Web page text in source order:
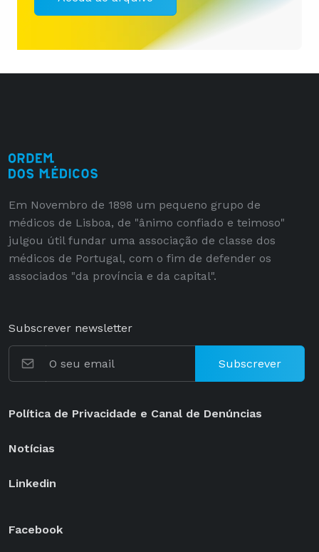
Em Novembro de 1898 um pequeno grupo de
médicos de Lisboa, de "ânimo confiado e teimoso"
julgou útil fundar uma associação de classe dos
médicos de Portugal, com o fim de defender os
associados "da província e da capital".
Subscrever newsletter
Subscrever
Política de Privacidade e Canal de Denúncias
Notícias
Linkedin
Facebook